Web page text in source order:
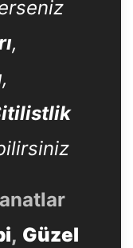
,
,
, Güzel